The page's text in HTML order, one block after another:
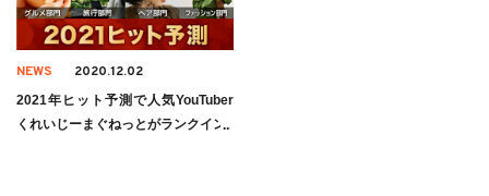
NEWS 2020.12.02
2021年ヒット予測で人気YouTuber
くれいじーまぐねっとがランクイン!